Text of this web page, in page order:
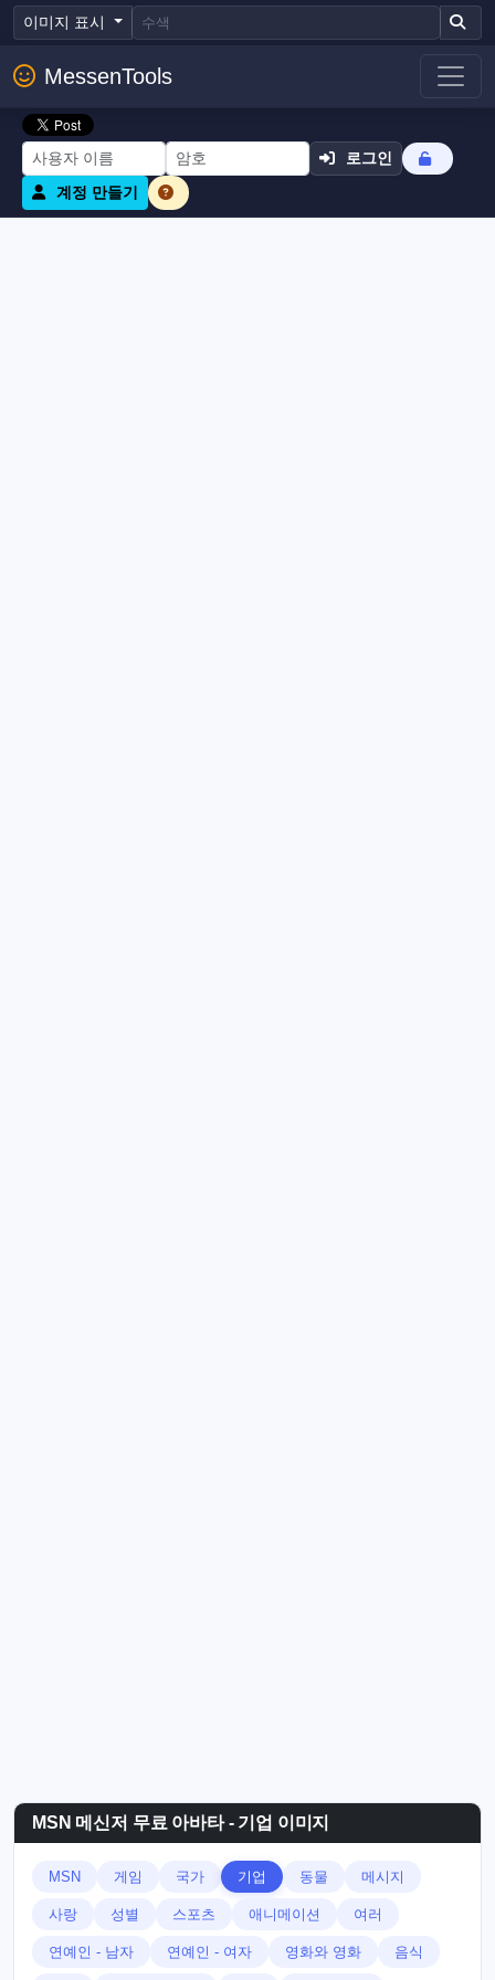
이미지 표시
MessenTools
로그인
계정 만들기
MSN 메신저 무료 아바타 - 기업 이미지
MSN 게임 국가 기업 동물 메시지
사랑 성별 스포츠 애니메이션 여러
연예인 - 남자 연예인 - 여자 영화와 영화 음식